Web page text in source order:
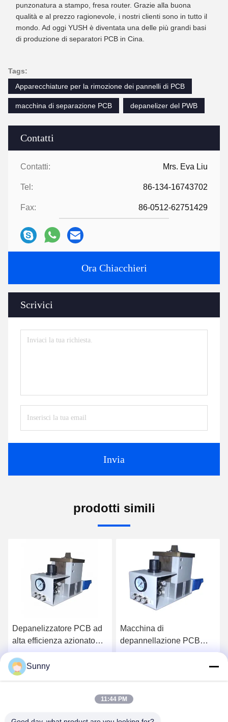
Contatti
Contatti: Mrs. Eva Liu
Tel: 86-134-16743702
Fax: 86-0512-62751429
Ora Chiacchieri
Scrivici
Invia
punzonatura a stampo, fresa router. Grazie alla buona
qualità e al prezzo ragionevole, i nostri clienti sono in tutto il
mondo. Ad oggi YUSH è diventata una delle più grandi basi
di produzione di separatori PCB in Cina.
Tags:
Apparecchiature per la rimozione dei pannelli di PCB
macchina di separazione PCB depanelizer del PWB
prodotti simili
Depanelizzatore PCB ad
alta efficienza azionato
pneumaticamente con
tagliabile personalizzabile
per l'assemblaggio SMT
Macchina di
depannellazione PCB
azionata
pneumaticamente ad alta
l'assemblaggio SMT
Sunny
11:44 PM